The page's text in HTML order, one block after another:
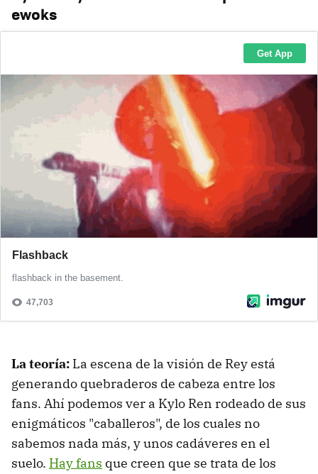
ewoks
La teoría: La escena de la visión de Rey está
generando quebraderos de cabeza entre los
fans. Ahí podemos ver a Kylo Ren rodeado de sus
enigmáticos "caballeros", de los cuales no
sabemos nada más, y unos cadáveres en el
suelo. Hay fans que creen que se trata de los